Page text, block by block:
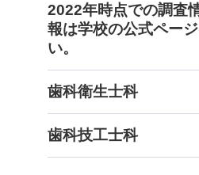
2022年時点での調査
報は学校の公式ペー
い。
歯科衛生士科
歯科技工士科